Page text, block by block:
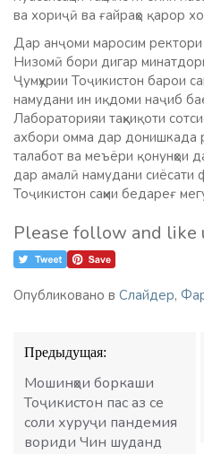
ва хориҷӣ ва ғайраҳо қарор
Дар анҷоми маросим
Низомӣ бори дигар
Ҷумҳурии Тоҷикистон барои
намудани ин иқдоми наҷиб
Лабораторияи таҳқиқоти
ахбори омма дар донишкада
талабот ва меъёри қонунҳои
дар амалӣ намудани сиёсати
Тоҷикистон саҳми бедареғ
Please follow and like
Опубликовано в Слайдер,
Навигация
по
записям
Предыдущая:
Мошинҳои боркаши
Тоҷикистон пас аз се
соли хуруҷи пандемия
вориди Чин шуданд